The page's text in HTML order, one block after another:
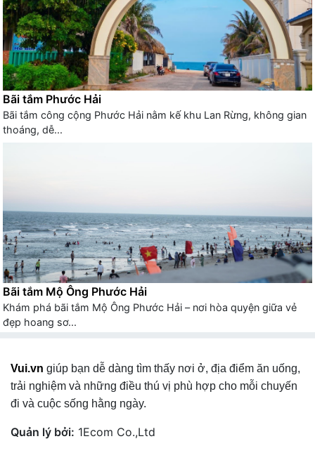
Bãi tắm Phước Hải
Bãi tắm công cộng Phước Hải nằm kế khu Lan Rừng, không gian
thoáng, dễ...
Bãi tắm Mộ Ông Phước Hải
Khám phá bãi tắm Mộ Ông Phước Hải – nơi hòa quyện giữa vẻ
đẹp hoang sơ...
Vui.vn giúp bạn dễ dàng tìm thấy nơi ở, địa điểm ăn uống,
trải nghiệm và những điều thú vị phù hợp cho mỗi chuyến
đi và cuộc sống hằng ngày.
Quản lý bởi: 1Ecom Co.,Ltd